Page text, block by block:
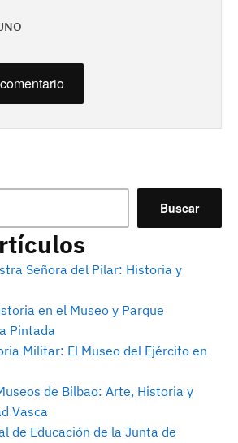
Buscar
Señora del Pilar: Historia y
en el Museo y Parque
Pintada
Militar: El Museo del Ejército en
de Bilbao: Arte, Historia y
Vasca
de Educación de la Junta de